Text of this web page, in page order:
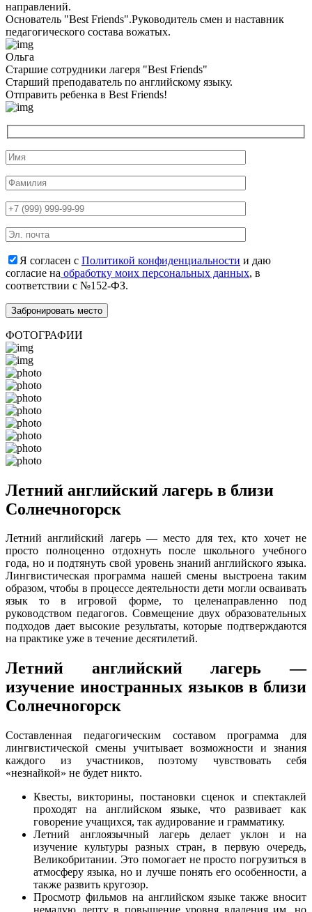
направлений.
Основатель "Best Friends".Руководитель смен и наставник
педагогического состава вожатых.
Ольга
Старшие сотрудники лагеря "Best Friends"
Cтарший преподаватель по английскому языку.
Отправить ребенка в Best Friends!
Я согласен с Политикой конфиденциальности и даю
согласие на обработку моих персональных данных, в
соответствии с №152-ФЗ.
ФОТОГРАФИИ
Летний английский лагерь в близи
Солнечногорск
Летний английский лагерь — место для тех, кто хочет не
просто полноценно отдохнуть после школьного учебного
года, но и подтянуть свой уровень знаний английского языка.
Лингвистическая программа нашей смены выстроена таким
образом, чтобы в процессе деятельности дети могли осваивать
язык то в игровой форме, то целенаправленно под
руководством педагогов. Совмещение двух образовательных
подходов дает высокие результаты, которые подтверждаются
на практике уже в течение десятилетий.
Летний английский лагерь —
изучение иностранных языков в близи
Солнечногорск
Составленная педагогическим составом программа для
лингвистической смены учитывает возможности и знания
каждого из участников, поэтому чувствовать себя
«незнайкой» не будет никто.
Квесты, викторины, постановки сценок и спектаклей
проходят на английском языке, что развивает как
говорение учащихся, так аудирование и грамматику.
Летний англоязычный лагерь делает уклон и на
изучение культуры разных стран, в первую очередь,
Великобритании. Это помогает не просто погрузиться в
атмосферу языка, но и лучше понять его особенности, а
также развить кругозор.
Просмотр фильмов на английском языке также вносит